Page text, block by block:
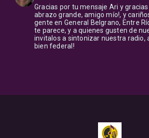
Gracias por tu mensaje Ari y
abrazo grande, amigo mío!, y
gente en General Belgrano, Entre
te parece, y a quienes gusten de
invitalos a sintonizar nuestra radio,
bien federal!